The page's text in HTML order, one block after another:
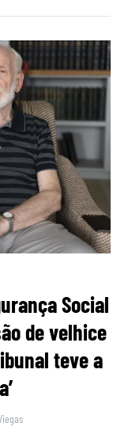
Social
de velhice
teve a